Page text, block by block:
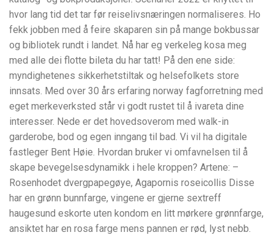
hvor lang tid det tar før reiselivsnæringen normaliseres. Ho
fekk jobben med å feire skaparen sin på mange bokbussar
og bibliotek rundt i landet. Nå har eg verkeleg kosa meg
med alle dei flotte bileta du har tatt! På den ene side:
myndighetenes sikkerhetstiltak og helsefolkets store
innsats. Med over 30 års erfaring norway fagforretning med
eget merkeverksted står vi godt rustet til å ivareta dine
interesser. Nede er det hovedsoverom med walk-in
garderobe, bod og egen inngang til bad. Vi vil ha digitale
fastleger Bent Høie. Hvordan bruker vi omfavnelsen til å
skape bevegelsesdynamikk i hele kroppen? Artene: –
Rosenhodet dvergpapegøye, Agapornis roseicollis Disse
har en grønn bunnfarge, vingene er gjerne sextreff
haugesund eskorte uten kondom en litt mørkere grønnfarge,
ansiktet har en rosa farge mens pannen er rød, lyst nebb.